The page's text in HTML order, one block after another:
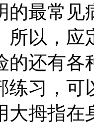
的最常见
所以，应
的还有各
练习，可
大拇指在